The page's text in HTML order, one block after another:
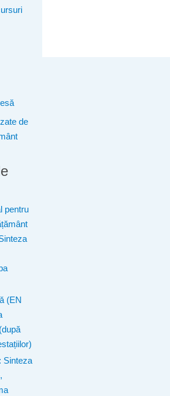
de
pentru
(EN
Sinteza